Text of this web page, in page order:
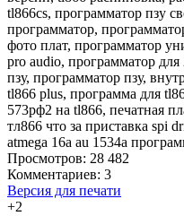
tl866cs, программатор пзу
программатор,
фото плат, программатор
pro audio, программатор для
пзу, программатор пзу,
tl866 plus, программа для
573рф2 на tl866, печатная
тл866 что за приставка spi
atmega 16a au 1534a
Просмотров: 28 482
Комментариев: 3
Версия для печати
+2